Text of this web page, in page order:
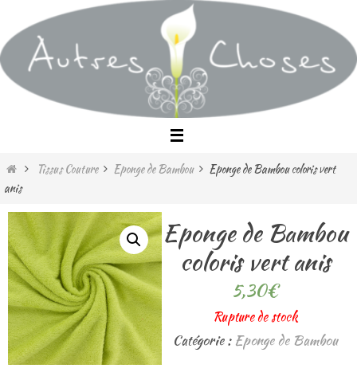
vers
le
contenu
HomeTissus Couture Eponge de Bambou
Eponge de Bambou coloris vert
anis
Eponge de Bambou
coloris vert anis
5,30€
Rupture de stock
Catégorie : Eponge de Bambou